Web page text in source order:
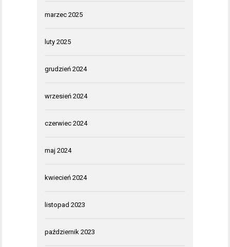
marzec 2025
luty 2025
grudzień 2024
wrzesień 2024
czerwiec 2024
maj 2024
kwiecień 2024
listopad 2023
październik 2023